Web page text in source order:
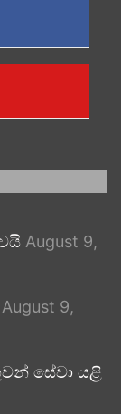
August 9,
August 9,
සේවා යළි